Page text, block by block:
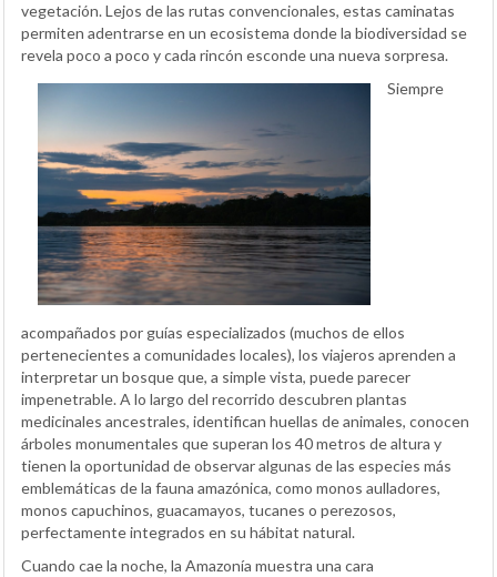
vegetación. Lejos de las rutas convencionales, estas caminatas
permiten adentrarse en un ecosistema donde la biodiversidad se
revela poco a poco y cada rincón esconde una nueva sorpresa.
Siempre
acompañados por guías especializados (muchos de ellos
pertenecientes a comunidades locales), los viajeros aprenden a
interpretar un bosque que, a simple vista, puede parecer
impenetrable. A lo largo del recorrido descubren plantas
medicinales ancestrales, identifican huellas de animales, conocen
árboles monumentales que superan los 40 metros de altura y
tienen la oportunidad de observar algunas de las especies más
emblemáticas de la fauna amazónica, como monos aulladores,
monos capuchinos, guacamayos, tucanes o perezosos,
perfectamente integrados en su hábitat natural.
Cuando cae la noche, la Amazonía muestra una cara